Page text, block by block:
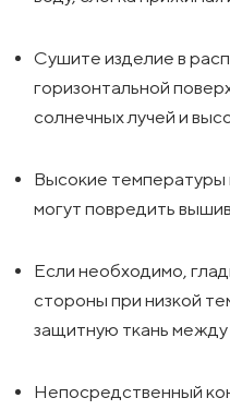
Сушите изделие в
горизонтальной
солнечных лучей и
Высокие
могут повредить
Если необходимо,
стороны при низкой
защитную ткань
Непосредственный